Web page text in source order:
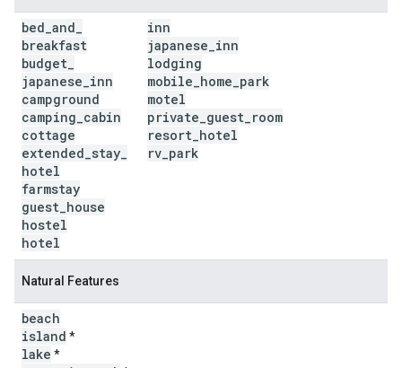
bed and
breakfast
budget
japanese inn
campground
camping cabin
cottage
extended stay
hotel
farmstay
guest house
hostel
hotel
inn
japanese inn
lodging
mobile home park
motel
private guest room
resort hotel
rv park
Natural Features
beach
island *
lake *